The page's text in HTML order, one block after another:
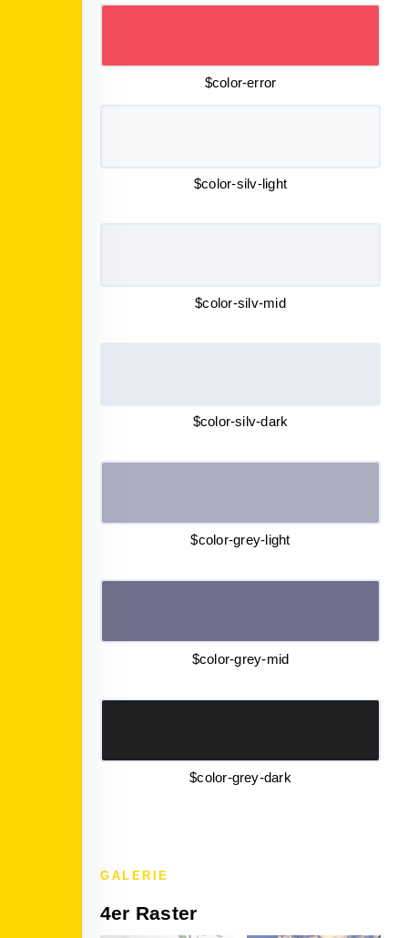
$color-error
$color-silv-light
$color-silv-mid
$color-silv-dark
$color-grey-light
$color-grey-mid
$color-grey-dark
GALERIE
4er Raster